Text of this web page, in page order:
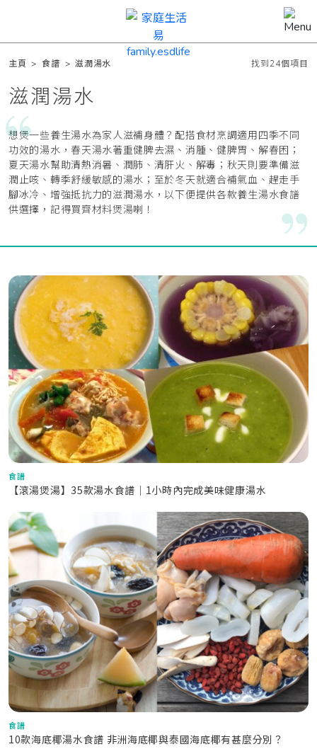
主頁 >食譜 >滋潤湯水 找到24個項目
滋潤湯水
想煲一些養生湯水為家人滋補身體？配搭食材烹調適用四季不同
功效的湯水，春天湯水著重健脾去濕、消腫、健脾胃、解春困；
夏天湯水幫助清熱消暑、潤肺、清肝火、解毒；秋天則要準備滋
潤止咳、轉季舒緩敏感的湯水；至於冬天就適合補氣血、趕走手
腳冰冷、增強抵抗力的滋潤湯水，以下便提供各款養生湯水食譜
供選擇，記得買齊材料煲湯喇！
食譜
【滾湯煲湯】35款湯水食譜｜1小時內完成美味健康湯水
食譜
10款海底椰湯水食譜 非洲海底椰與泰國海底椰有甚麼分別？